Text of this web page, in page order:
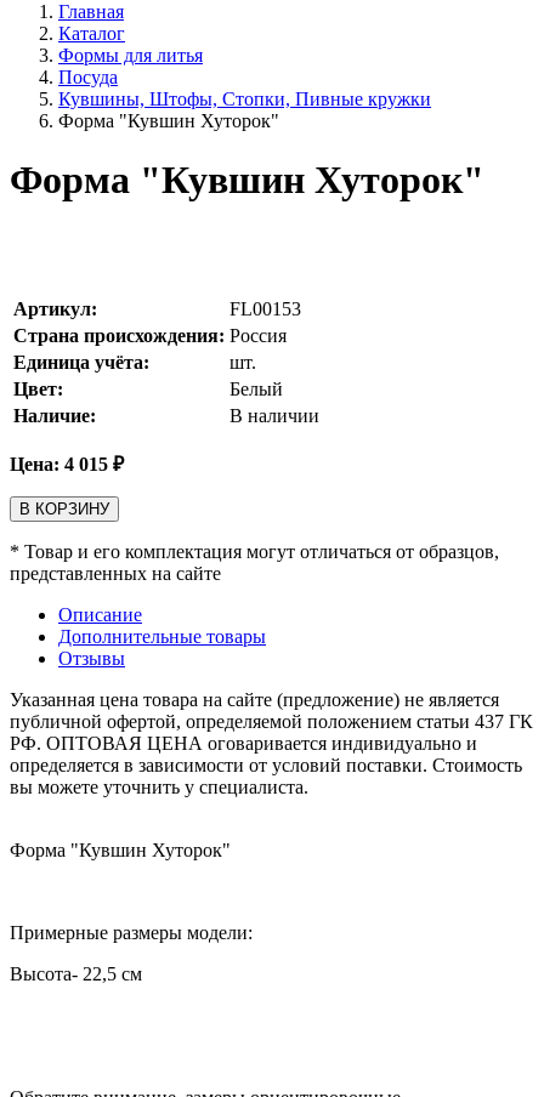
Главная
Каталог
Формы для литья
Посуда
Кувшины, Штофы, Стопки, Пивные кружки
Форма "Кувшин Хуторок"
Форма "Кувшин Хуторок"
Артикул:
FL00153
Страна происхождения: Россия
Единица учёта:
шт.
Цвет:
Белый
Наличие:
В наличии
Цена: 4 015 ₽
В КОРЗИНУ
* Товар и его комплектация могут отличаться от образцов,
представленных на сайте
Описание
Дополнительные товары
Отзывы
Указанная цена товара на сайте (предложение) не является
публичной офертой, определяемой положением статьи 437 ГК
РФ. ОПТОВАЯ ЦЕНА оговаривается индивидуально и
определяется в зависимости от условий поставки. Стоимость
вы можете уточнить у специалиста.
Форма "Кувшин Хуторок"
Примерные размеры модели:
Высота- 22,5 см